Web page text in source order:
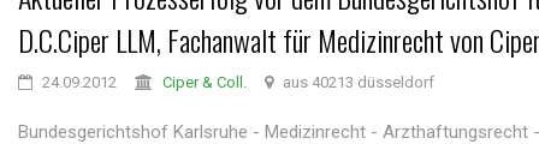
D.C.Ciper LLM, Fachanwalt für Medizinrecht von
24.09.2012 Ciper & Coll. aus 40213 düsseldorf
Bundesgerichtshof Karlsruhe - Medizinrecht - Arzthaftungsrecht -